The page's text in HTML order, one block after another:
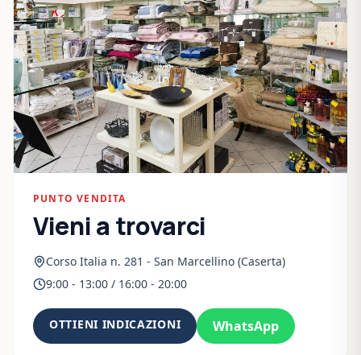
PUNTO VENDITA
Vieni a trovarci
Corso Italia n. 281 - San Marcellino (Caserta)
9:00 - 13:00 / 16:00 - 20:00
OTTIENI INDICAZIONI WhatsApp